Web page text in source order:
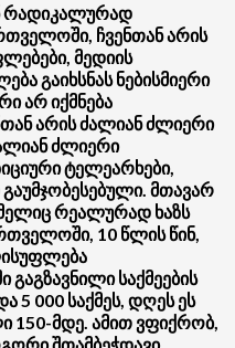
რადიკალურად
ჩვენთან არის
მედიის
გაიხსნას ნებისმიერი
არ იქმნება
არის ძალიან ძლიერი
ძლიერი
ტელეარხები,
მთავარ
რეალურად ხაზს
10 წლის წინ,
საქმეების
5 000 საქმეს, დღეს ეს
150-მდე. ამით ვფიქრობ,